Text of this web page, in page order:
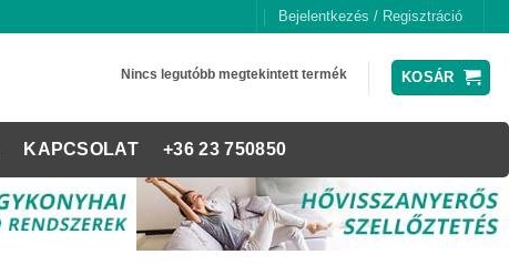
Bejelentkezés / Regisztráció
Nincs legutóbb megtekintett termék KOSÁR
KAPCSOLAT +36 23 750850